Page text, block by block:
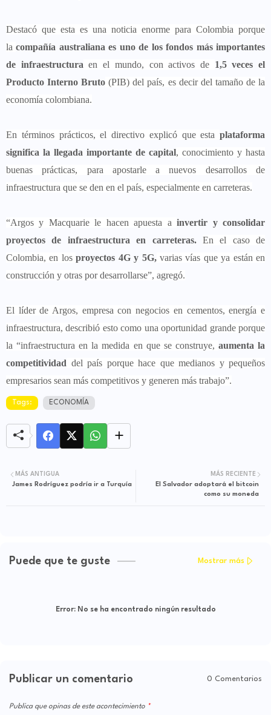
Destacó que esta es una noticia enorme para Colombia porque
lacompañía australiana es uno de los fondos más importantes
de infraestructura en el mundo, con activos de 1,5 veces el
Producto Interno Bruto (PIB) del país, es decir del tamaño de la
economía colombiana.
En términos prácticos, el directivo explicó que esta plataforma
significa la llegada importante de capital, conocimiento y hasta
buenas prácticas, para apostarle a nuevos desarrollos de
infraestructura que se den en el país, especialmente en carreteras.
“Argos y Macquarie le hacen apuesta a invertir y consolidar
proyectos de infraestructura en carreteras. En el caso de
Colombia, en los proyectos 4G y 5G, varias vías que ya están en
construcción y otras por desarrollarse”, agregó.
El líder de Argos, empresa con negocios en cementos, energía e
infraestructura, describió esto como una oportunidad grande porque
la “infraestructura en la medida en que se construye, aumenta la
competitividad del país porque hace que medianos y pequeños
empresarios sean más competitivos y generen más trabajo”.
Tags: ECONOMÍA
MÁS RECIENTE
El Salvador adoptará el bitcoin
como su moneda
MÁS ANTIGUA
James Rodríguez podría ir a Turquía
Puede que te guste Mostrar más
Error:No se ha encontrado ningún resultado
Publicar un comentario 0 Comentarios
Publica que opinas de este acontecimiento